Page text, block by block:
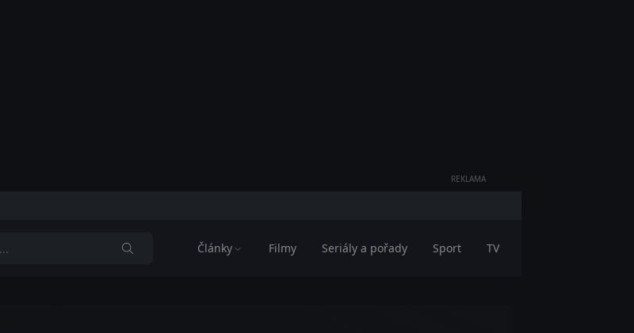
REKLAMA
Články Filmy Seriály a pořady Sport TV